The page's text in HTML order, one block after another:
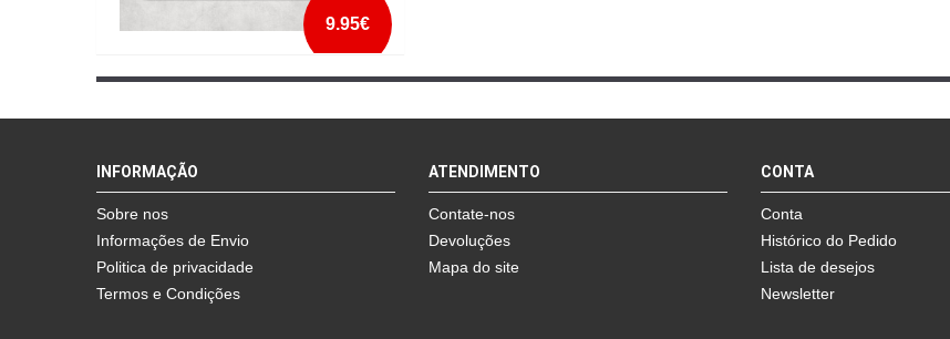
9.95€
TAPETE DE RATO PAPÁ DESDE DATA
INFORMAÇÃO
Sobre nos
Informações de Envio
Politica de privacidade
Termos e Condições
ATENDIMENTO
Contate-nos
Devoluções
Mapa do site
CONTA
Conta
Histórico do Pedido
Lista de desejos
Newsletter